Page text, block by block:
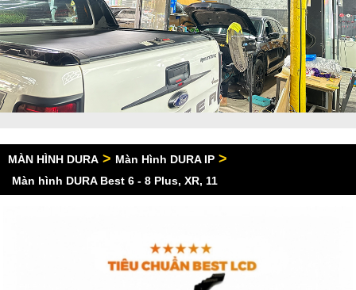
MÀN HÌNH DURA > Màn Hình DURA IP >
Màn hình DURA Best 6 - 8 Plus, XR, 11